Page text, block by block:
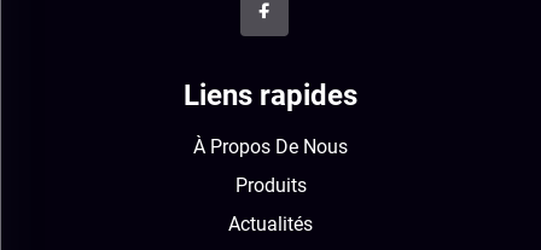
Liens rapides
À Propos De Nous
Produits
Actualités